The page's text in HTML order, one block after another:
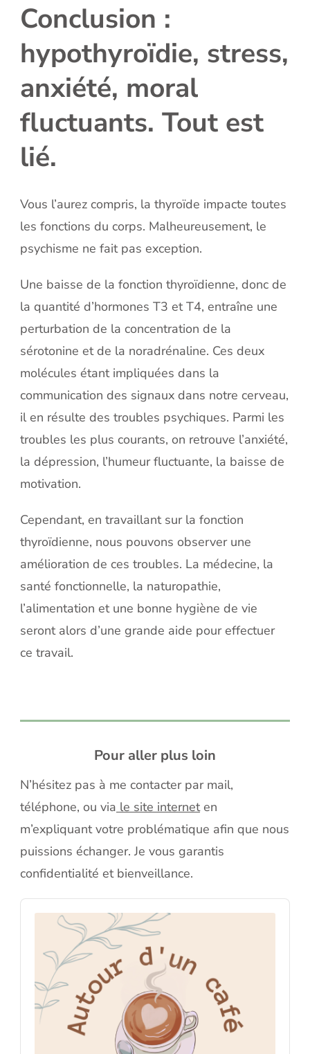
Conclusion :
hypothyroïdie, stress,
anxiété, moral
fluctuants. Tout est
lié.
Vous l’aurez compris, la thyroïde impacte toutes
les fonctions du corps. Malheureusement, le
psychisme ne fait pas exception.
Une baisse de la fonction thyroïdienne, donc de
la quantité d’hormones T3 et T4, entraîne une
perturbation de la concentration de la
sérotonine et de la noradrénaline. Ces deux
molécules étant impliquées dans la
communication des signaux dans notre cerveau,
il en résulte des troubles psychiques. Parmi les
troubles les plus courants, on retrouve l’anxiété,
la dépression, l’humeur fluctuante, la baisse de
motivation.
Cependant, en travaillant sur la fonction
thyroïdienne, nous pouvons observer une
amélioration de ces troubles. La médecine, la
santé fonctionnelle, la naturopathie,
l’alimentation et une bonne hygiène de vie
seront alors d’une grande aide pour effectuer
ce travail.
Pour aller plus loin
N’hésitez pas à me contacter par mail,
téléphone, ou via le site interneten
m’expliquant votre problématique afin que nous
puissions échanger. Je vous garantis
confidentialité et bienveillance.
Audio